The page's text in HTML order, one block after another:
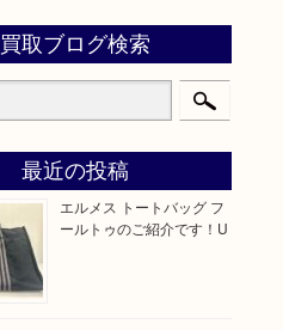
買取ブログ検索
最近の投稿
エルメス トートバッグ フ
ールトゥのご紹介です！U